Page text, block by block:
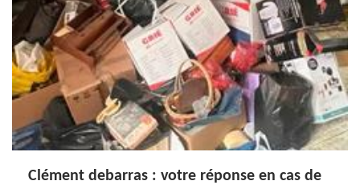
Clément debarras : votre réponse en cas de